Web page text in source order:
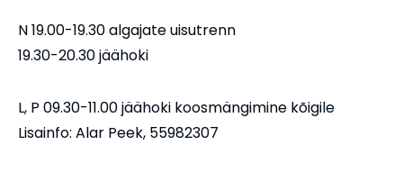
N 19.00-19.30 algajate uisutrenn
19.30-20.30 jäähoki
L, P 09.30-11.00 jäähoki koosmängimine kõigile
Lisainfo: Alar Peek, 55982307